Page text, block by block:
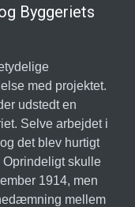
Byggeriets
med projektet.
udstedt en
Selve arbejdet i
det blev hurtigt
Oprindeligt skulle
1914, men
mellem